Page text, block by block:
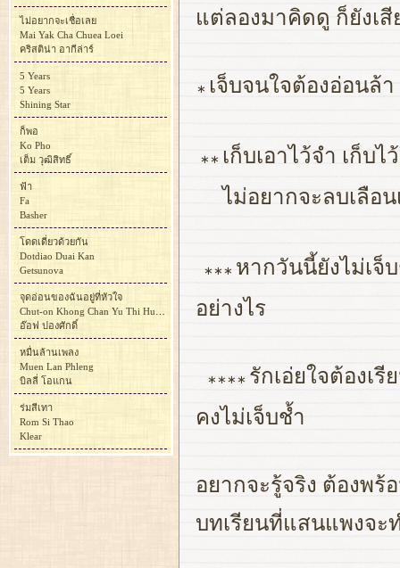
แต่ลองมาคิดดู ก็ยังเ
∗ เจ็บจนใจต้องอ่อนล้
∗∗ เก็บเอาไว้จำ เก็บ
ไม่อยากจะลบเลือน
∗∗∗ หากวันนี้ยังไม่เจ็
อย่างไร
∗∗∗∗ รักเอ่ยใจต้องเ
คงไม่เจ็บช้ำ
อยากจะรู้จริง ต้องพ
บทเรียนที่แสนแพงจะ
ไม่อยากจะเชื่อเลย
Mai Yak Cha Chuea Loei
คริสติน่า อากีล่าร์
5 Years
5 Years
Shining Star
ก็พอ
Ko Pho
เต็ม วุฒิสิทธิ์
ฟ้า
Fa
Basher
โดดเดี่ยวด้วยกัน
Dotdiao Duai Kan
Getsunova
จุดอ่อนของฉันอยู่ที่หัวใจ
Chut-on Khong Chan Yu Thi Huachai
อ๊อฟ ปองศักดิ์
หมื่นล้านเพลง
Muen Lan Phleng
บิลลี่ โอแกน
ร่มสีเทา
Rom Si Thao
Klear